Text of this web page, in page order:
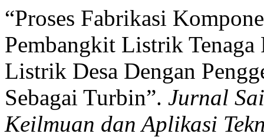
“Proses Fabrikasi
Pembangkit Listrik
Listrik Desa Dengan
Sebagai Turbin”. Jurnal
Keilmuan dan Aplikasi